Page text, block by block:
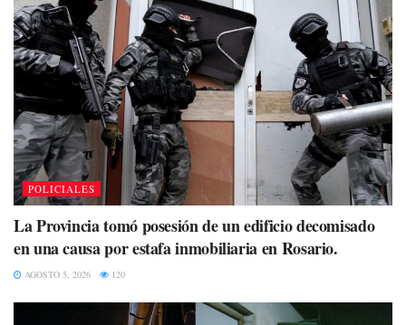
POLICIALES
La Provincia tomó posesión de un edificio decomisado
en una causa por estafa inmobiliaria en Rosario.
AGOSTO 5, 2026 120